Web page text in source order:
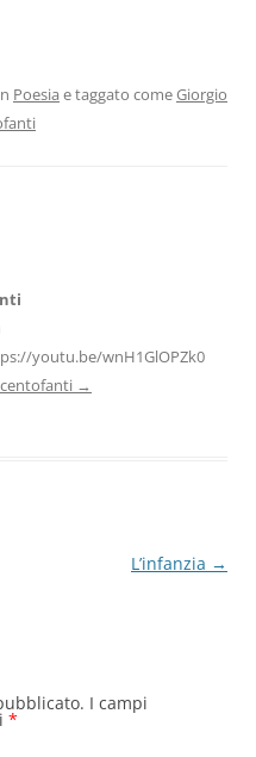
vi
Poesia e taggato comeGiorgio
youtu.be/wnH1GlOPZk0
→
L’infanzia →
I campi
*